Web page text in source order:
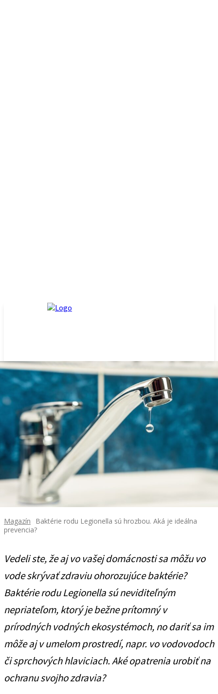
Magazín
Baktérie rodu Legionella sú hrozbou. Aká je ideálna
prevencia?
Vedeli ste, že aj vo vašej domácnosti sa môžu vo
vode skrývať zdraviu ohorozujúce baktérie?
Baktérie rodu Legionella sú neviditeľným
nepriateľom, ktorý je bežne prítomný v
prírodných vodných ekosystémoch, no dariť sa im
môže aj v umelom prostredí, napr. vo vodovodoch
či sprchových hlaviciach. Aké opatrenia urobiť na
ochranu svojho zdravia?